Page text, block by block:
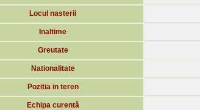
Locul nasterii
Inaltime
Greutate
Nationalitate
Pozitia in teren
Echipa curentă